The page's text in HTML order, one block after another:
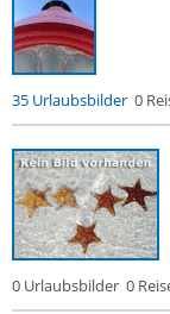
35 Urlaubsbilder 0
0 Urlaubsbilder 0